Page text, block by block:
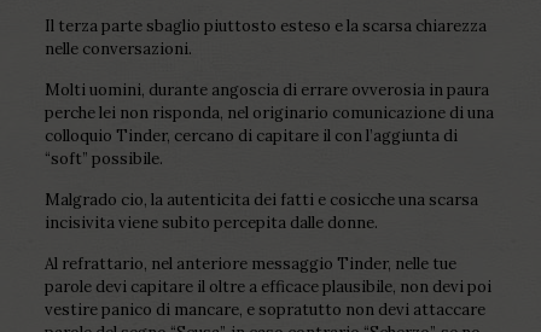
Il terza parte sbaglio piuttosto esteso e la scarsa chiarezza
nelle conversazioni.
Molti uomini, durante angoscia di errare ovverosia in paura
perche lei non risponda, nel originario comunicazione di una
colloquio Tinder, cercano di capitare il con l’aggiunta di
“soft” possibile.
Malgrado cio, la autenticita dei fatti e cosicche una scarsa
incisivita viene subito percepita dalle donne.
Al refrattario, nel anteriore messaggio Tinder, nelle tue
parole devi capitare il oltre a efficace plausibile, non devi poi
vestire panico di mancare, e sopratutto non devi attaccare